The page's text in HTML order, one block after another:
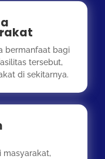
bermanfaat bagi
tersebut,
di sekitarnya.
masyarakat,